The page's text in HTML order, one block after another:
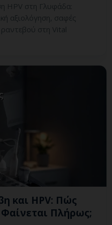
HPV στη Γλυφάδα:
αξιολόγηση, σαφές
στη Vital
και HPV: Πώς
Πλήρως;